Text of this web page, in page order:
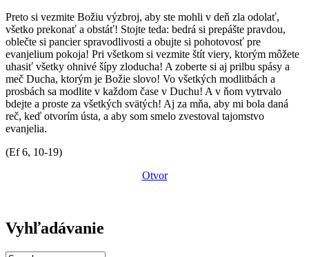
Preto si vezmite Božiu výzbroj, aby ste mohli v deň zla odolať,
všetko prekonať a obstáť! Stojte teda: bedrá si prepášte pravdou,
oblečte si pancier spravodlivosti a obujte si pohotovosť pre
evanjelium pokoja! Pri všetkom si vezmite štít viery, ktorým môžete
uhasiť všetky ohnivé šípy zloducha! A zoberte si aj prilbu spásy a
meč Ducha, ktorým je Božie slovo! Vo všetkých modlitbách a
prosbách sa modlite v každom čase v Duchu! A v ňom vytrvalo
bdejte a proste za všetkých svätých! Aj za mňa, aby mi bola daná
reč, keď otvorím ústa, a aby som smelo zvestoval tajomstvo
evanjelia.
(Ef 6, 10-19)
Otvor
Vyhľadávanie